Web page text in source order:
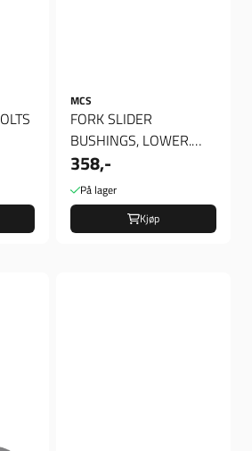
MCS
FORK SLIDER
BUSHINGS, LOWER.
35MM
358,-
På lager
Kjøp